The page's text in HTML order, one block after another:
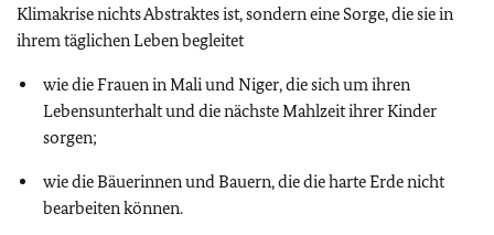
Klimakrise nichts Abstraktes ist, sondern eine Sorge, die sie in
ihrem täglichen Leben begleitet
wie die Frauen in Mali und Niger, die sich um ihren
Lebensunterhalt und die nächste Mahlzeit ihrer Kinder
sorgen;
wie die Bäuerinnen und Bauern, die die harte Erde nicht
bearbeiten können.